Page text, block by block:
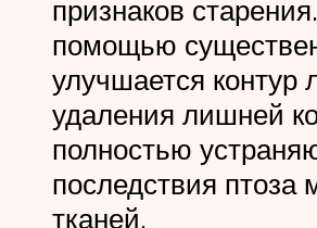
признаков
помощью
улучшается контур
удаления лишней
полностью
последствия птоза
тканей.